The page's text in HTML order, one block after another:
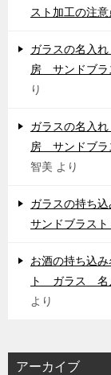
スト加工の注意
ガラスの名入
房 サンドブ
り
ガラスの名入
房 サンドブ
智美 より
ガラスの持ち
サンドブラスト
お酒の持ち込
ト ガラス 名
より
アーカイブ